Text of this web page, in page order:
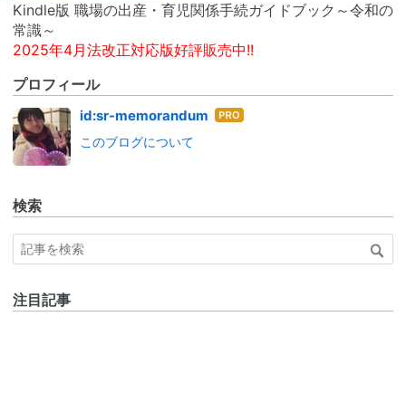
Kindle版 職場の出産・育児関係手続ガイドブック～令和の
常識～
2025年4月法改正対応版好評販売中!!
プロフィール
id:sr-memorandum はて
このブログについて
検索
注目記事